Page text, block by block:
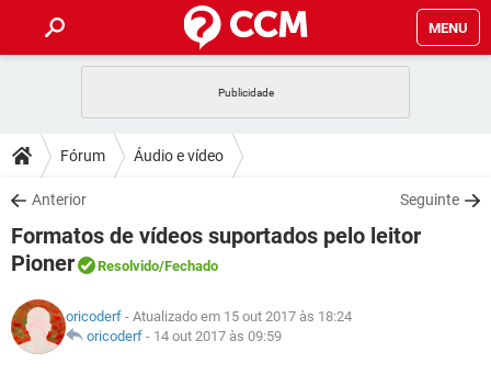
MENU
CELULAR
OUTLOOK
INSTAGRAM GMAIL
GUIA DE COMPRAS
DICAS
JOGOS
OUTLOOK
GUIA DE COMPRAS
DOWNLOADS
JOGOS WHATSAPP
CELULAR
OUTLOOK EXCEL
INSTAGRAM
FÓRUM
CELULAR FACEBOOK
GLOSSÁRIO
JOGOS
Fórum Áudio e vídeo
Anterior Seguinte
Formatos de vídeos suportados pelo leitor
Pioner
Resolvido/Fechado
oricoderf - Atualizado em 15 out 2017 às 18:24
oricoderf - 14 out 2017 às 09:59